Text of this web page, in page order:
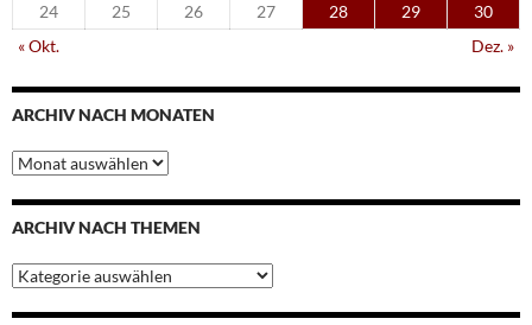
24
25 26 27 28 29
30
« Okt.
Dez. »
ARCHIV NACH MONATEN
Archiv
nach
Monaten
ARCHIV NACH THEMEN
Archiv
nach
Themen